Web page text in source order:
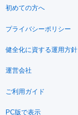
初めての方へ
プライバシーポリシー
健全化に資する運用方針
運営会社
ご利用ガイド
PC版で表示